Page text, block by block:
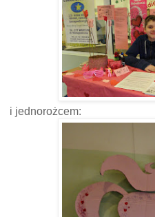
i jednorożcem: